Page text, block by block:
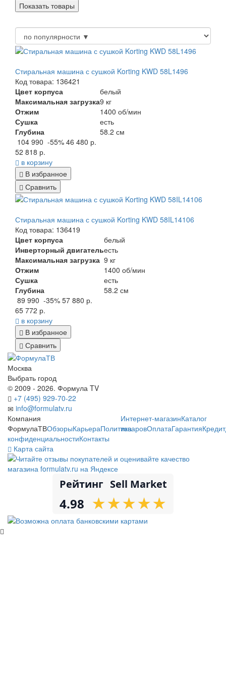
Стиральная машина с сушкой Korting KWD 58L1496
Код товара: 136421
Цвет корпуса
белый
Максимальная загрузка9 кг
Отжим
1400 об/мин
Сушка
есть
Глубина
58.2 см
104 990 -55% 46 480 р.
52 818 р.
в корзину
В избранное
Сравнить
Стиральная машина с сушкой Korting KWD 58IL14106
Код товара: 136419
Цвет корпуса
белый
Инверторный двигательесть
Максимальная загрузка 9 кг
Отжим
1400 об/мин
Сушка
есть
Глубина
58.2 см
89 990 -35% 57 880 р.
65 772 р.
в корзину
В избранное
Сравнить
Москва
Выбрать город
© 2009 - 2026. Формула TV
+7 (495) 929-70-22
info@formulatv.ru
Компания
ФормулаТВОбзорыКарьераПолитика
конфиденциальностиКонтакты
Интернет-магазинКаталог
товаровОплатаГарантияКредит
Карта сайта
Рейтинг Sell Market
4.98 ★
★★
★★
★★
★★
★